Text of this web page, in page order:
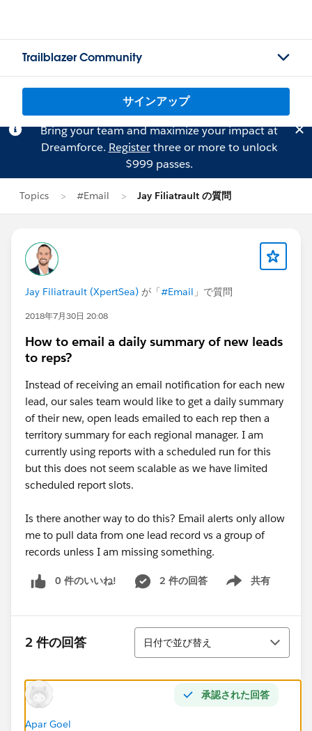
Trailblazer Community
サインアップ
Bring your team and maximize your impact at
Dreamforce. Registerthree or more to unlock
$999 passes.
Topics #Email Jay Filiatrault の質問
Jay Filiatrault (XpertSea) が「#Email 」で質問
2018年7月30日 20:08
How to email a daily summary of new leads
to reps?
Instead of receiving an email notification for each new
lead, our sales team would like to get a daily summary
of their new, open leads emailed to each rep then a
territory summary for each regional manager. I am
currently using reports with a scheduled run for this
but this does not seem scalable as we have limited
scheduled report slots.
Is there another way to do this? Email alerts only allow
me to pull data from one lead record vs a group of
records unless I am missing something.
0 件のいいね! 2 件の回答 共有
Show menu
2 件の回答
並び替え
日付で並び替え
承認された回答
Apar Goel